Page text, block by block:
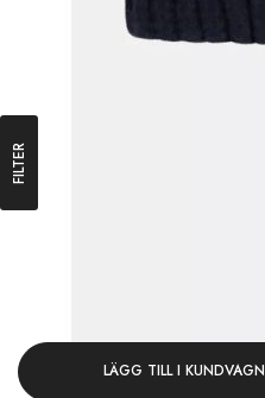
LÄGG TILL I KUNDVAGN
FILTER